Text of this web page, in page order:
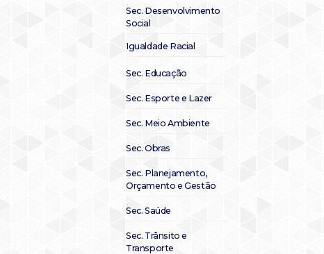
Sec. Desenvolvimento
Social
Igualdade Racial
Sec. Educação
Sec. Esporte e Lazer
Sec. Meio Ambiente
Sec. Obras
Sec. Planejamento,
Orçamento e Gestão
Sec. Saúde
Sec. Trânsito e
Transporte